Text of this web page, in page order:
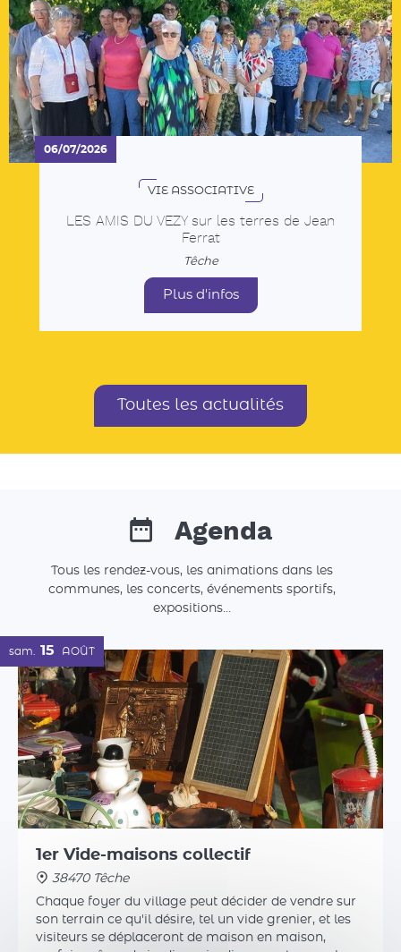
VIE ASSOCIATIVE
LES AMIS DU VEZY sur les terres de Jean
Ferrat
Têche
Plus d'infos
Toutes les actualités
Tous les rendez-vous, les animations dans les
expositions...
1er Vide-maisons collectif
38470 Têche
Chaque foyer du village peut décider de vendre sur
son terrain ce qu'il désire, tel un vide grenier, et les
visiteurs se déplaceront de maison en maison,
parfois même de jardin en jardin, pour trouver la
bonne affaire.
27 SEPT.